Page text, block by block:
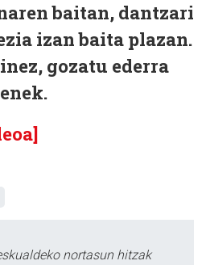
baitan, dantzari
izan baita plazan.
gozatu ederra
nortasun hitzak